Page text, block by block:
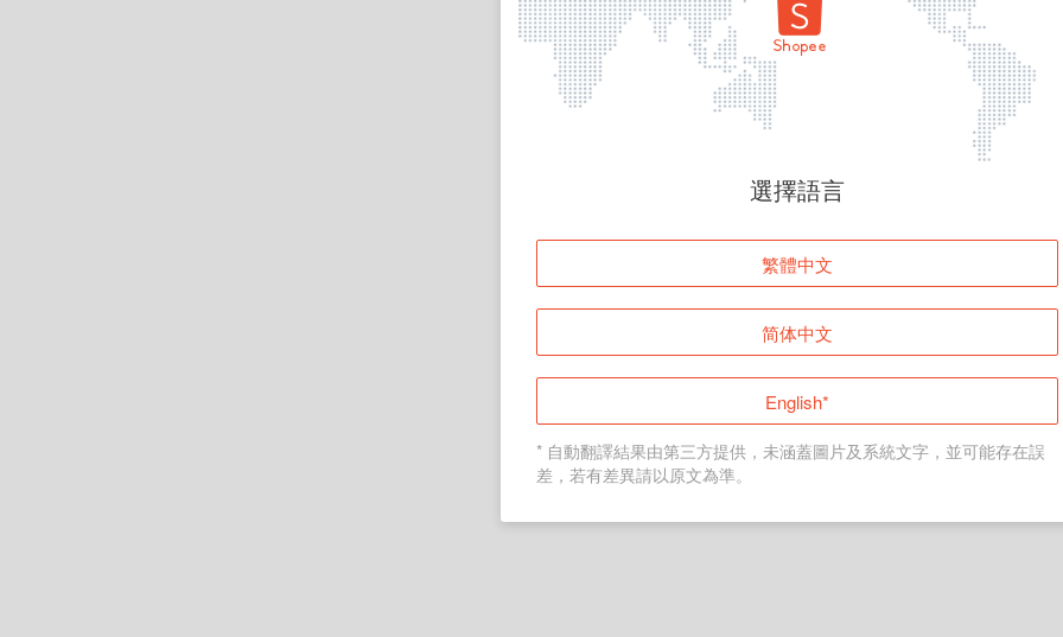
頁面無法顯示
登入
返回首頁
選擇語言
繁體中文
简体中文
English*
* 自動翻譯結果由第三方提供，未涵蓋圖片及系統文字，並可能存在誤
差，若有差異請以原文為準。